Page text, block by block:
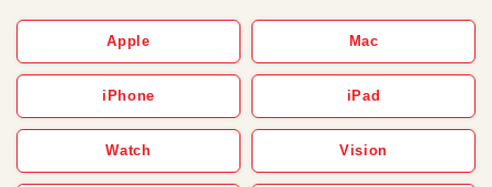
Apple Mac
iPhone iPad
Watch Vision